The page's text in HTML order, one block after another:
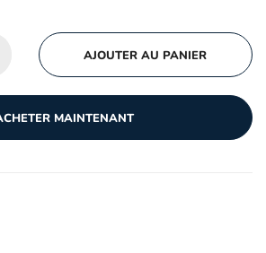
AJOUTER AU PANIER
MAINTENANT